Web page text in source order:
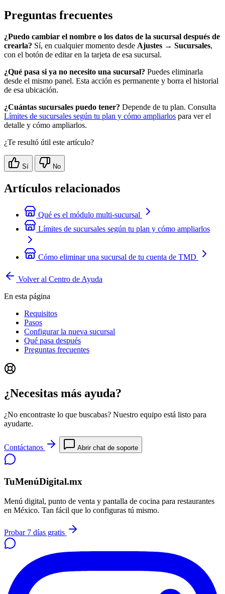
Preguntas frecuentes
¿Puedo cambiar el nombre o los datos de la sucursal después de
crearla? Sí, en cualquier momento desde Ajustes → Sucursales,
con el botón de editar en la tarjeta de esa sucursal.
¿Qué pasa si ya no necesito una sucursal? Puedes eliminarla
desde el mismo panel. Esta acción es permanente y borra el historial
de esa ubicación.
¿Cuántas sucursales puedo tener? Depende de tu plan. Consulta
Límites de sucursales según tu plan y cómo ampliarlos para ver el
detalle y cómo ampliarlos.
¿Te resultó útil este artículo?
Sí No
Artículos relacionados
Qué es el módulo multi-sucursal
Límites de sucursales según tu plan y cómo ampliarlos
Cómo eliminar una sucursal de tu cuenta de TMD
Volver al Centro de Ayuda
En esta página
Requisitos
Pasos
Configurar la nueva sucursal
Qué pasa después
Preguntas frecuentes
¿Necesitas más ayuda?
¿No encontraste lo que buscabas? Nuestro equipo está listo para
ayudarte.
Contáctanos Abrir chat de soporte
TuMenúDigital.mx
Menú digital, punto de venta y pantalla de cocina para restaurantes
en México. Tan fácil que lo configuras tú mismo.
Probar 7 días gratis